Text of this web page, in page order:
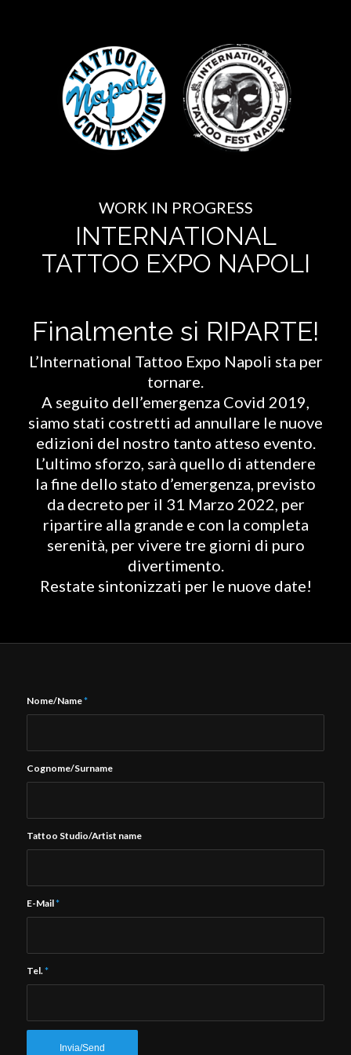
WORK IN PROGRESS
INTERNATIONAL
TATTOO EXPO NAPOLI
Finalmente si RIPARTE!
L’International Tattoo Expo Napoli sta per
tornare.
A seguito dell’emergenza Covid 2019,
siamo stati costretti ad annullare le nuove
edizioni del nostro tanto atteso evento.
L’ultimo sforzo, sarà quello di attendere
la fine dello stato d’emergenza, previsto
da decreto per il 31 Marzo 2022, per
ripartire alla grande e con la completa
serenità, per vivere tre giorni di puro
divertimento.
Restate sintonizzati per le nuove date!
Nome/Name*
Cognome/Surname
Tattoo Studio/Artist name
E-Mail*
Tel.*